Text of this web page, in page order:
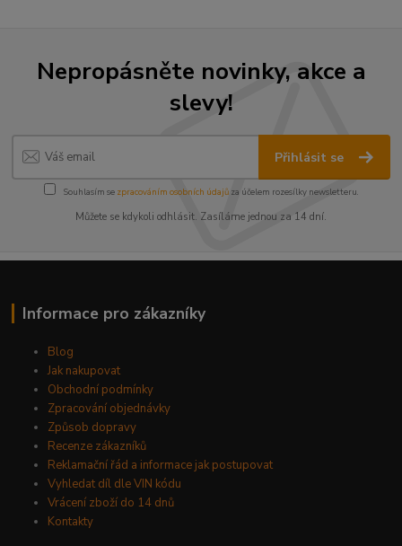
Nepropásněte novinky, akce a
slevy!
Přihlásit se
Souhlasím se zpracováním osobních údajůza účelem rozesílky newsletteru.
Můžete se kdykoli odhlásit. Zasíláme jednou za 14 dní.
Informace pro zákazníky
Blog
Jak nakupovat
Obchodní podmínky
Zpracování objednávky
Způsob dopravy
Recenze zákazníků
Reklamační řád a informace jak postupovat
Vyhledat díl dle VIN kódu
Vrácení zboží do 14 dnů
Kontakty